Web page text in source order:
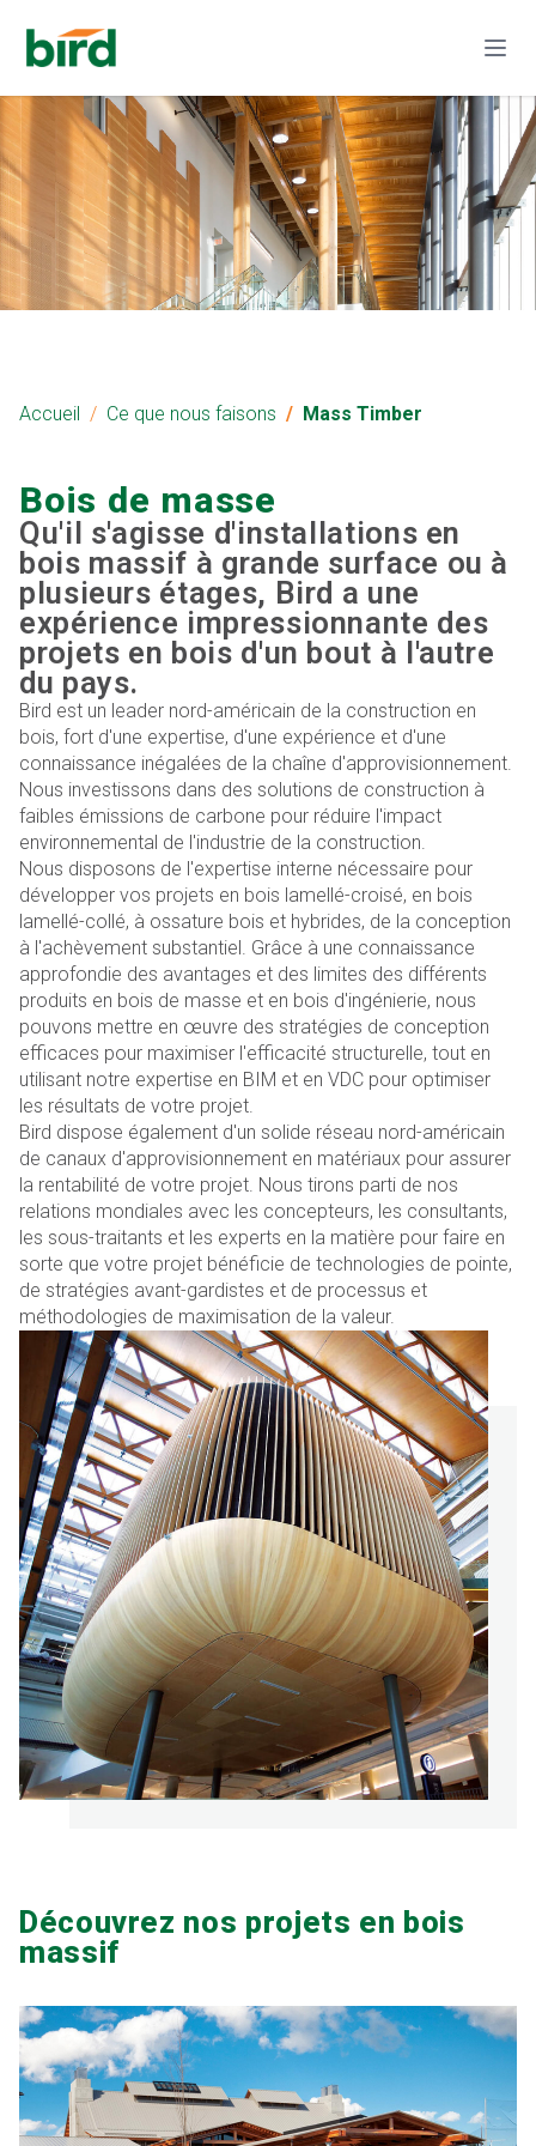
Accueil Ce que nous faisons Mass Timber
Bois de masse
Qu'il s'agisse d'installations en
bois massif à grande surface ou à
plusieurs étages, Bird a une
expérience impressionnante des
projets en bois d'un bout à l'autre
du pays.
Bird est un leader nord-américain de la construction en
bois, fort d'une expertise, d'une expérience et d'une
connaissance inégalées de la chaîne d'approvisionnement.
Nous investissons dans des solutions de construction à
faibles émissions de carbone pour réduire l'impact
environnemental de l'industrie de la construction.
Nous disposons de l'expertise interne nécessaire pour
développer vos projets en bois lamellé-croisé, en bois
lamellé-collé, à ossature bois et hybrides, de la conception
à l'achèvement substantiel. Grâce à une connaissance
approfondie des avantages et des limites des différents
produits en bois de masse et en bois d'ingénierie, nous
pouvons mettre en œuvre des stratégies de conception
efficaces pour maximiser l'efficacité structurelle, tout en
utilisant notre expertise en BIM et en VDC pour optimiser
les résultats de votre projet.
Bird dispose également d'un solide réseau nord-américain
de canaux d'approvisionnement en matériaux pour assurer
la rentabilité de votre projet. Nous tirons parti de nos
relations mondiales avec les concepteurs, les consultants,
les sous-traitants et les experts en la matière pour faire en
sorte que votre projet bénéficie de technologies de pointe,
de stratégies avant-gardistes et de processus et
méthodologies de maximisation de la valeur.
Découvrez nos projets en bois
massif